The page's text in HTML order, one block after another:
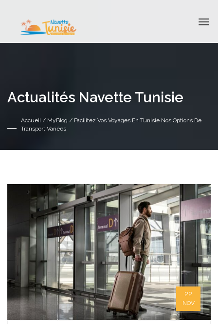
Actualités Navette Tunisie
Accueil/ MyBlog / Facilitez Vos Voyages En Tunisie Nos Options De
Transport Variées
22
NOV